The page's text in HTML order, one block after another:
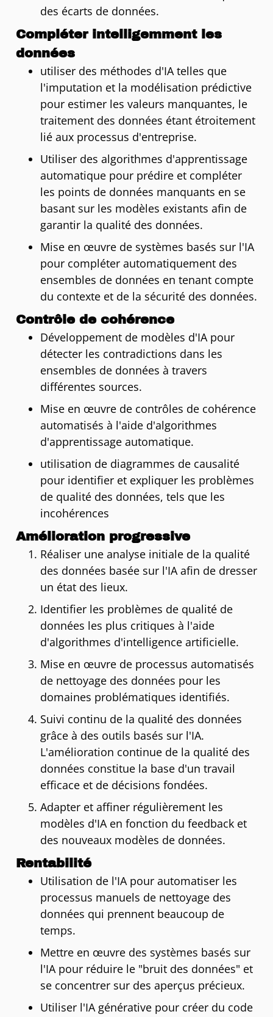
des écarts de données.
Compléter intelligemment les
données
utiliser des méthodes d'IA telles que
l'imputation et la modélisation prédictive
pour estimer les valeurs manquantes, le
traitement des données étant étroitement
lié aux processus d'entreprise.
Utiliser des algorithmes d'apprentissage
automatique pour prédire et compléter
les points de données manquants en se
basant sur les modèles existants afin de
garantir la qualité des données.
Mise en œuvre de systèmes basés sur l'IA
pour compléter automatiquement des
ensembles de données en tenant compte
du contexte et de la sécurité des données.
Contrôle de cohérence
Développement de modèles d'IA pour
détecter les contradictions dans les
ensembles de données à travers
différentes sources.
Mise en œuvre de contrôles de cohérence
automatisés à l'aide d'algorithmes
d'apprentissage automatique.
utilisation de diagrammes de causalité
pour identifier et expliquer les problèmes
de qualité des données, tels que les
incohérences
Amélioration progressive
Réaliser une analyse initiale de la qualité
des données basée sur l'IA afin de dresser
un état des lieux.
Identifier les problèmes de qualité de
données les plus critiques à l'aide
d'algorithmes d'intelligence artificielle.
Mise en œuvre de processus automatisés
de nettoyage des données pour les
domaines problématiques identifiés.
Suivi continu de la qualité des données
grâce à des outils basés sur l'IA.
L'amélioration continue de la qualité des
données constitue la base d'un travail
efficace et de décisions fondées.
Adapter et affiner régulièrement les
modèles d'IA en fonction du feedback et
des nouveaux modèles de données.
Rentabilité
Utilisation de l'IA pour automatiser les
processus manuels de nettoyage des
données qui prennent beaucoup de
temps.
Mettre en œuvre des systèmes basés sur
l'IA pour réduire le "bruit des données" et
se concentrer sur des aperçus précieux.
Utiliser l'IA générative pour créer du code